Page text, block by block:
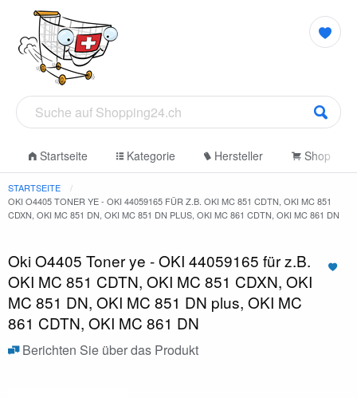
Startseite Kategorie Hersteller Shop
STARTSEITE
OKI O4405 TONER YE - OKI 44059165 FÜR Z.B. OKI MC 851 CDTN, OKI MC 851
CDXN, OKI MC 851 DN, OKI MC 851 DN PLUS, OKI MC 861 CDTN, OKI MC 861 DN
Oki O4405 Toner ye - OKI 44059165 für z.B.
OKI MC 851 CDTN, OKI MC 851 CDXN, OKI
MC 851 DN, OKI MC 851 DN plus, OKI MC
861 CDTN, OKI MC 861 DN
Berichten Sie über das Produkt